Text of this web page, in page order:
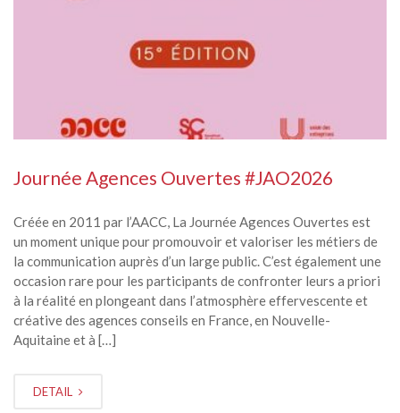
Journée Agences Ouvertes #JAO2026
Créée en 2011 par l’AACC, La Journée Agences Ouvertes est
un moment unique pour promouvoir et valoriser les métiers de
la communication auprès d’un large public. C’est également une
occasion rare pour les participants de confronter leurs a priori
à la réalité en plongeant dans l’atmosphère effervescente et
créative des agences conseils en France, en Nouvelle-
Aquitaine et à […]
DETAIL